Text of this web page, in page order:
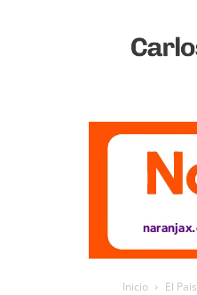
Vivo
Inicio El Pais